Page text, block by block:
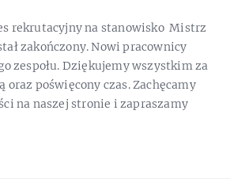
rekrutacyjny na stanowisko Mistrz
zakończony. Nowi pracownicy
zespołu. Dziękujemy wszystkim za
poświęcony czas. Zachęcamy
na naszej stronie i zapraszamy